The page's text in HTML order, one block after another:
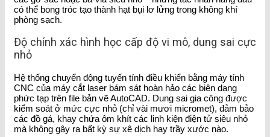
có thể bong tróc tạo thành hạt bụi lơ lửng trong không khí
phòng sạch.
Độ chính xác hình học cấp độ vi mô, dung sai cực
nhỏ
Hệ thống chuyển động tuyến tính điều khiển bằng máy tính
CNC của máy cắt laser bám sát hoàn hảo các biên dạng
phức tạp trên file bản vẽ AutoCAD. Dung sai gia công được
kiểm soát ở mức cực nhỏ (chỉ vài mươi micromet), đảm bảo
các đồ gá, khay chứa ôm khít các linh kiện điện tử siêu nhỏ
mà không gây ra bất kỳ sự xê dịch hay trầy xước nào.